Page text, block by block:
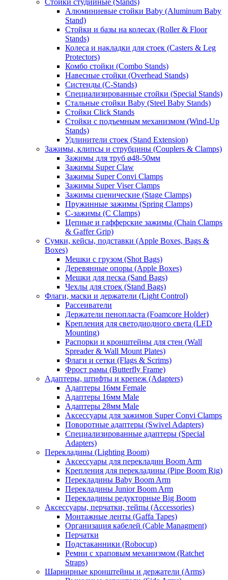
Стойки студийные (Stands)
Алюминиевые стойки Baby (Aluminum Baby
Stand)
Стойки и базы на колесах (Roller & Floor
Stands)
Колеса и накладки для стоек (Casters & Leg
Protectors)
Комбо стойки (Combo Stands)
Навесные стойки (Overhead Stands)
Систенды (C-Stands)
Специализированные стойки (Special Stands)
Стальные стойки Baby (Steel Baby Stands)
Стойки Click Stands
Стойки с подъемным механизмом (Wind-Up
Stands)
Удлинители стоек (Stand Extension)
Зажимы, клипсы и струбцины (Couplers & Clamps)
Зажимы для труб ø48-50мм
Зажимы Super Claw
Зажимы Super Convi Clamps
Зажимы Super Viser Clamps
Зажимы сценические (Stage Clamps)
Пружинные зажимы (Spring Clamps)
С-зажимы (C Clamps)
Цепные и гафферские зажимы (Chain Clamps
& Gaffer Grip)
Сумки, кейсы, подставки (Apple Boxes, Bags &
Boxes)
Мешки с грузом (Shot Bags)
Деревянные опоры (Apple Boxes)
Мешки для песка (Sand Bags)
Чехлы для стоек (Stand Bags)
Флаги, маски и держатели (Light Control)
Рассеиватели
Держатели пенопласта (Foamcore Holder)
Крепления для светодиодного света (LED
Mounting)
Распорки и кронштейны для стен (Wall
Spreader & Wall Mount Plates)
Флаги и сетки (Flags & Scrims)
Фрост рамы (Butterfly Frame)
Адаптеры, штифты и крепеж (Adapters)
Адаптеры 16мм Female
Адаптеры 16мм Male
Адаптеры 28мм Male
Аксессуары для зажимов Super Convi Clamps
Поворотные адаптеры (Swivel Adapters)
Специализированные адаптеры (Special
Adapters)
Перекладины (Lighting Boom)
Аксессуары для перекладин Boom Arm
Крепления для перекладины (Pipe Boom Rig)
Перекладины Baby Boom Arm
Перекладины Junior Boom Arm
Перекладины редукторные Big Boom
Аксессуары, перчатки, тейпы (Accessories)
Монтажные ленты (Gaffa Tapes)
Организация кабелей (Cable Managment)
Перчатки
Подстаканники (Robocup)
Ремни с храповым механизмом (Ratchet
Straps)
Шарнирные кронштейны и держатели (Arms)